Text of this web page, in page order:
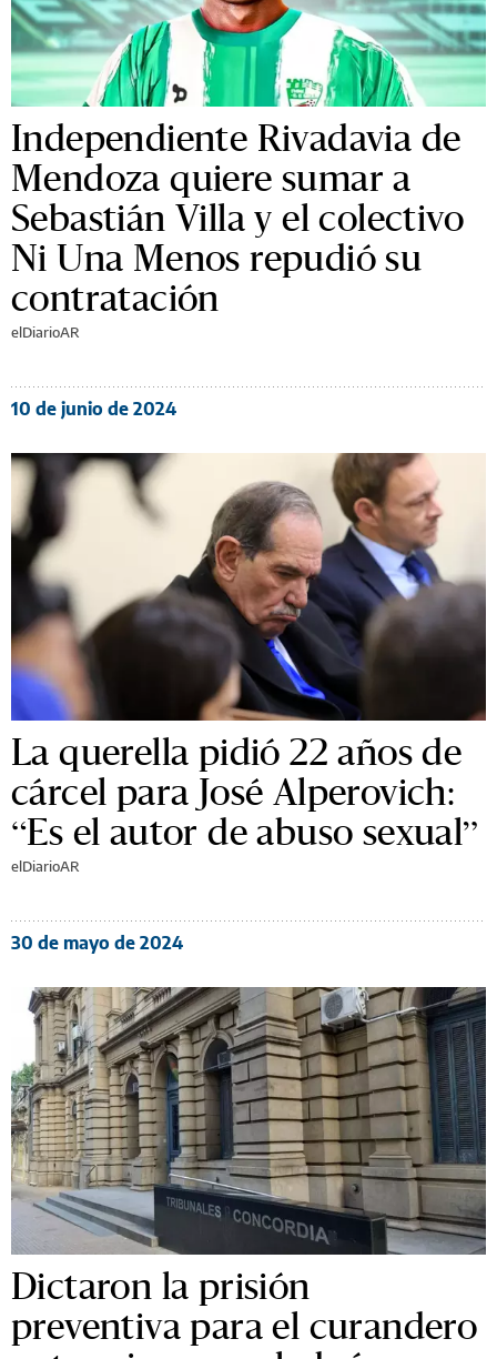
Independiente Rivadavia de
Mendoza quiere sumar a
Sebastián Villa y el colectivo
Ni Una Menos repudió su
contratación
elDiarioAR
10 de junio de 2024
La querella pidió 22 años de
cárcel para José Alperovich:
“Es el autor de abuso sexual”
elDiarioAR
30 de mayo de 2024
Dictaron la prisión
preventiva para el curandero